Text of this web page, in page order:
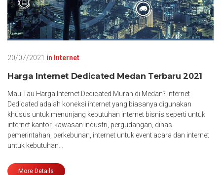
20/07/2021 in Internet
Harga Internet Dedicated Medan Terbaru 2021
Mau Tau Harga Internet Dedicated Murah di Medan? Internet
Dedicated adalah koneksi internet yang biasanya digunakan
khusus untuk menunjang kebutuhan internet bisnis seperti untuk
internet kantor, kawasan industri, pergudangan, dinas
pemerintahan, perkebunan, internet untuk event acara dan internet
untuk kebutuhan…
More Details